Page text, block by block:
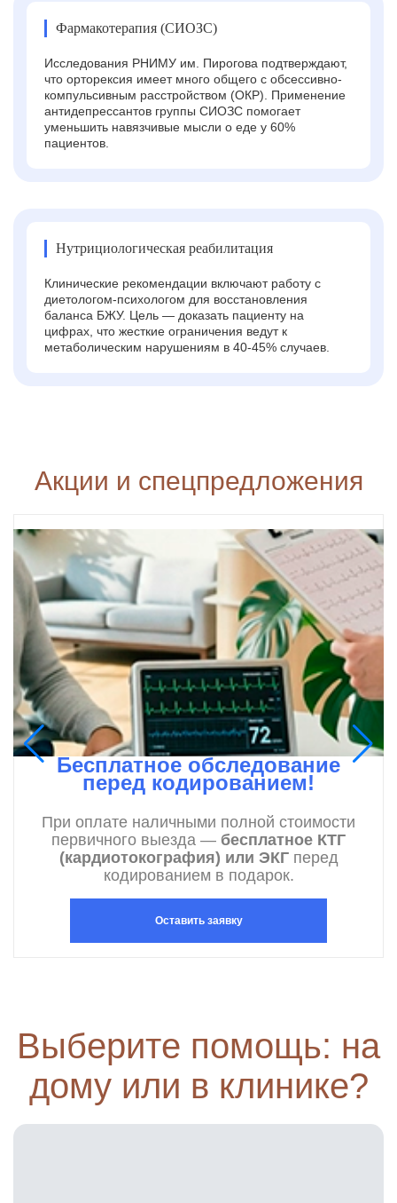
Фармакотерапия (СИОЗС)
Исследования РНИМУ им. Пирогова подтверждают,
что орторексия имеет много общего с обсессивно-
компульсивным расстройством (ОКР). Применение
антидепрессантов группы СИОЗС помогает
уменьшить навязчивые мысли о еде у 60%
пациентов.
Нутрициологическая реабилитация
Клинические рекомендации включают работу с
диетологом-психологом для восстановления
баланса БЖУ. Цель — доказать пациенту на
цифрах, что жесткие ограничения ведут к
метаболическим нарушениям в 40-45% случаев.
Акции и спецпредложения
Бесплатное обследование
перед кодированием!
При оплате наличными полной стоимости
первичного выезда — бесплатное КТГ
(кардиотокография) или ЭКГперед
кодированием в подарок.
Оставить заявку
Выберите помощь: на
дому или в клинике?